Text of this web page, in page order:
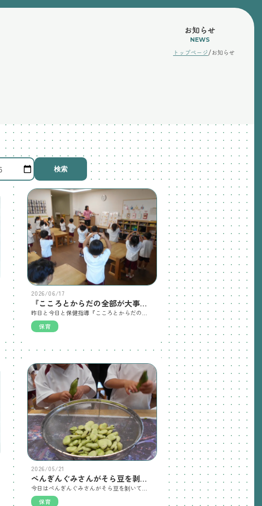
お知らせ
NEWS
トップページ/ お知らせ
検索
2026/06/17
『こころとからだの全部が大事』のおはなし
昨日と今日と保健指導『こころとからだの全部が大事』をくじらぐみさんとらいおんぐみさんに行いました。 デリケートな内容も含まれるため、こどもたちにどのように伝えるか難しいテーマですが、歌を歌ったり、みんなで楽しく学ぶことができました。 『自分のこころやからだを大切にすること』素直な気持ちで触れる機会となりました。 もし、こころやからだのことで聞きたい事やわからないことや悩み事があればお気軽に看護師まで、お尋ねください。
保育
2026/05/21
ぺんぎんぐみさんがそら豆を剥いてくれました。
保育